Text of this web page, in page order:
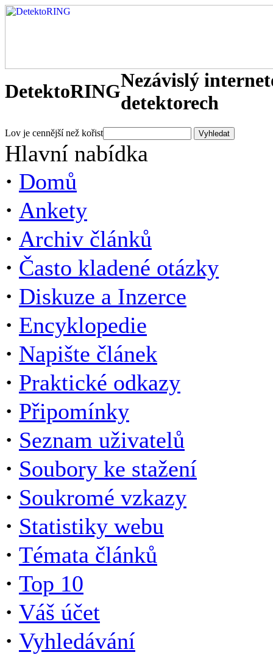
DetektoRINGNezávislý
detektorech
Lov je cennější než kořist
Hlavní nabídka
· Domů
· Ankety
· Archiv článků
· Často kladené otázky
· Diskuze a Inzerce
· Encyklopedie
· Napište článek
· Praktické odkazy
· Připomínky
· Seznam uživatelů
· Soubory ke stažení
· Soukromé vzkazy
· Statistiky webu
· Témata článků
· Top 10
· Váš účet
· Vyhledávání